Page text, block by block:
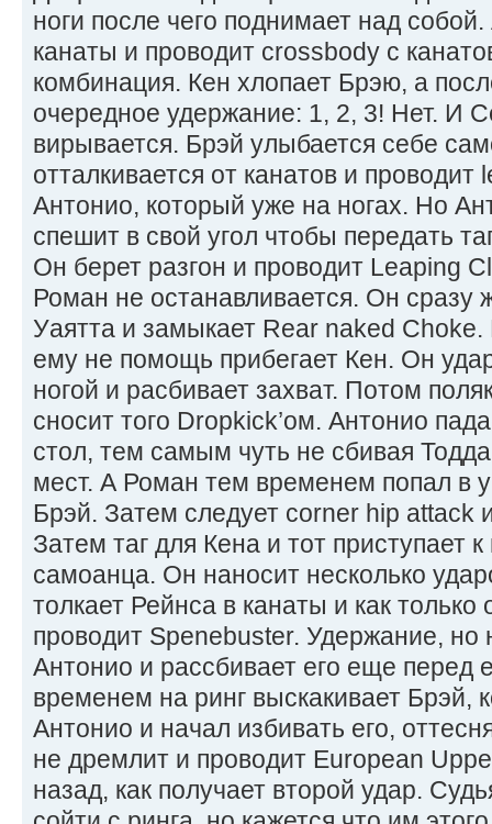
ноги после чего поднимает над
канаты и проводит crossbody с
комбинация. Кен хлопает Брэю, а
очередное удержание: 1, 2, 3! Нет. И
вирывается. Брэй улыбается себе
отталкивается от канатов и
Антонио, который уже на ногах. Но
спешит в свой угол чтобы передать
Он берет разгон и проводит Leaping
Роман не останавливается. Он сразу
Уаятта и замыкает Rear naked Choke.
ему не помощь прибегает Кен. Он
ногой и расбивает захват. Потом
сносит того Dropkick’ом. Антонио
стол, тем самым чуть не сбивая
мест. А Роман тем временем попал в
Брэй. Затем следует corner hip attack
Затем таг для Кена и тот приступает
самоанца. Он наносит несколько
толкает Рейнса в канаты и как только
проводит Spenebuster. Удержание, но
Антонио и рассбивает его еще перед
временем на ринг выскакивает Брэй,
Антонио и начал избивать его,
не дремлит и проводит European
назад, как получает второй удар.